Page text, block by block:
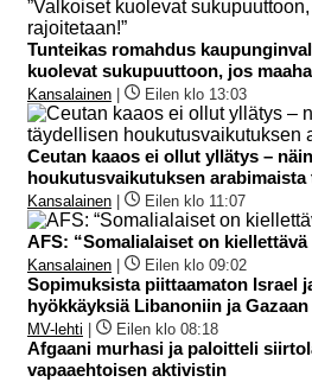
Tunteikas romahdus
kuolevat sukupuuttoon, jos
Kansalainen Eilen klo 13:03
Ceutan kaaos ei ollut yllätys –
houkutusvaikutuksen arabimaista
Kansalainen Eilen klo 11:07
AFS: “Somalialaiset on
Kansalainen Eilen klo 09:02
Sopimuksista piittaamaton Israel
hyökkäyksiä Libanoniin ja Gazaan
MV-lehti Eilen klo 08:18
Afgaani murhasi ja paloitteli
vapaaehtoisen aktivistin